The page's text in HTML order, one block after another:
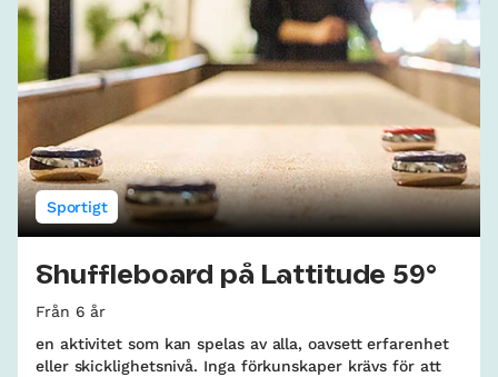
Sportigt
Shuffleboard på Lattitude 59°
Från 6 år
en aktivitet som kan spelas av alla, oavsett erfarenhet
eller skicklighetsnivå. Inga förkunskaper krävs för att